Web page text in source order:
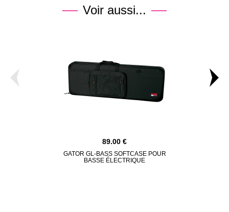
Voir aussi...
89.00
GATOR GL-BASS SOFTCASE POUR
BASSE ÉLECTRIQUE